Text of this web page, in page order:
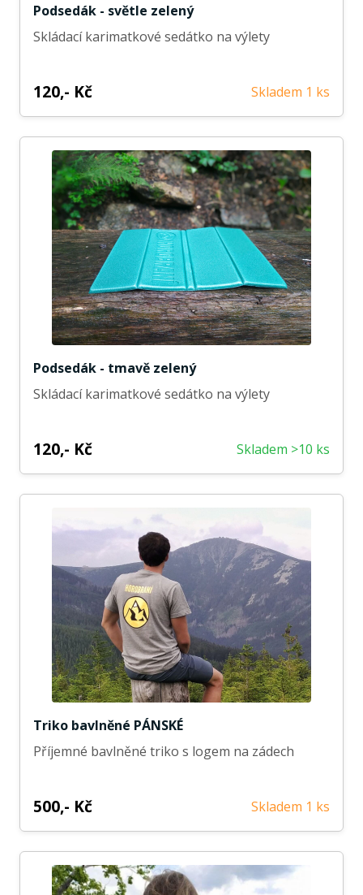
Podsedák - světle zelený
Skládací karimatkové sedátko na výlety
120,- Kč Skladem 1 ks
Podsedák - tmavě zelený
Skládací karimatkové sedátko na výlety
120,- Kč Skladem >10 ks
Triko bavlněné PÁNSKÉ
Příjemné bavlněné triko s logem na zádech
500,- Kč Skladem 1 ks